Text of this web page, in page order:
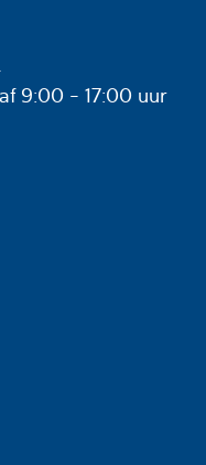
vanaf 9:00 - 17:00 uur